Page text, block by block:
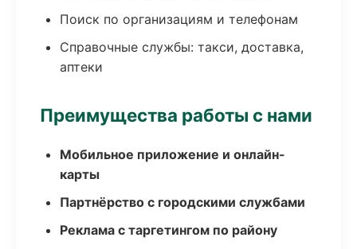
Поиск по организациям и телефонам
Справочные службы: такси, доставка,
аптеки
Преимущества работы с нами
Мобильное приложение и онлайн-
карты
Партнёрство с городскими службами
Реклама с таргетингом по району